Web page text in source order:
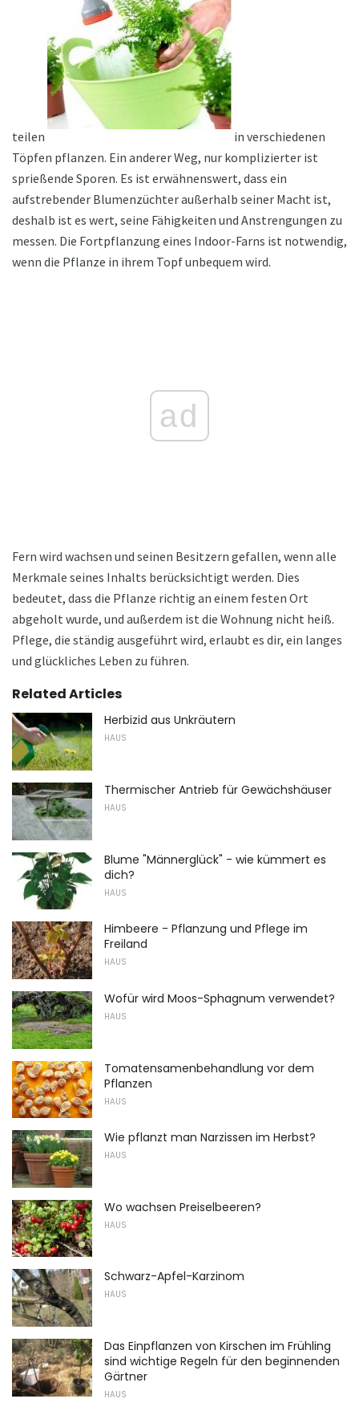
teilen
in verschiedenen
Töpfen pflanzen. Ein anderer Weg, nur komplizierter ist
sprießende Sporen. Es ist erwähnenswert, dass ein
aufstrebender Blumenzüchter außerhalb seiner Macht ist,
deshalb ist es wert, seine Fähigkeiten und Anstrengungen zu
messen. Die Fortpflanzung eines Indoor-Farns ist notwendig,
wenn die Pflanze in ihrem Topf unbequem wird.
ad
Fern wird wachsen und seinen Besitzern gefallen, wenn alle
Merkmale seines Inhalts berücksichtigt werden. Dies
bedeutet, dass die Pflanze richtig an einem festen Ort
abgeholt wurde, und außerdem ist die Wohnung nicht heiß.
Pflege, die ständig ausgeführt wird, erlaubt es dir, ein langes
und glückliches Leben zu führen.
Related Articles
Herbizid aus Unkräutern
HAUS
Thermischer Antrieb für Gewächshäuser
HAUS
Blume "Männerglück" - wie kümmert es
dich?
HAUS
Himbeere - Pflanzung und Pflege im
Freiland
HAUS
Wofür wird Moos-Sphagnum verwendet?
HAUS
Tomatensamenbehandlung vor dem
Pflanzen
HAUS
Wie pflanzt man Narzissen im Herbst?
HAUS
Wo wachsen Preiselbeeren?
HAUS
Schwarz-Apfel-Karzinom
HAUS
Das Einpflanzen von Kirschen im Frühling
sind wichtige Regeln für den beginnenden
Gärtner
HAUS